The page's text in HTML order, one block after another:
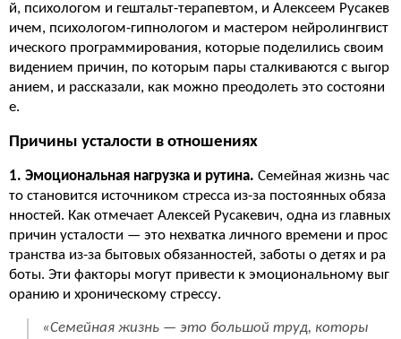
й, психологом и гештальт-терапевтом, и Алексеем Русакев
ичем, психологом-гипнологом и мастером нейролингвист
ического программирования, которые поделились своим
видением причин, по которым пары сталкиваются с выгор
анием, и рассказали, как можно преодолеть это состояни
е.
Причины усталости в отношениях
1. Эмоциональная нагрузка и рутина. Семейная жизнь час
то становится источником стресса из-за постоянных обяза
нностей. Как отмечает Алексей Русакевич, одна из главных
причин усталости — это нехватка личного времени и прос
транства из-за бытовых обязанностей, заботы о детях и ра
боты. Эти факторы могут привести к эмоциональному выг
оранию и хроническому стрессу.
«Семейная жизнь — это большой труд, которы